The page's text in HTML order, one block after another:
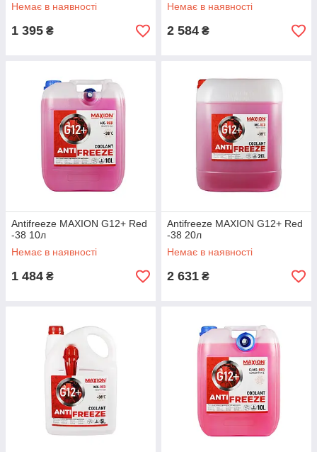
Немає в наявності
1 395 ₴
Немає в наявності
2 584 ₴
Antifreeze MAXION G12+ Red
-38 10л
Немає в наявності
1 484 ₴
Antifreeze MAXION G12+ Red
-38 20л
Немає в наявності
2 631 ₴